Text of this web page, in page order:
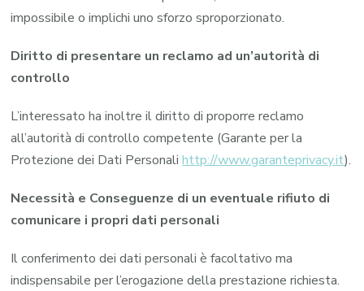
impossibile o implichi uno sforzo sproporzionato.
Diritto di presentare un reclamo ad un’autorità di
controllo
L’interessato ha inoltre il diritto di proporre reclamo
all’autorità di controllo competente (Garante per la
Protezione dei Dati Personalihttp://www.garanteprivacy.it).
Necessità e Conseguenze di un eventuale rifiuto di
comunicare i propri dati personali
Il conferimento dei dati personali è facoltativo ma
indispensabile per l’erogazione della prestazione richiesta.